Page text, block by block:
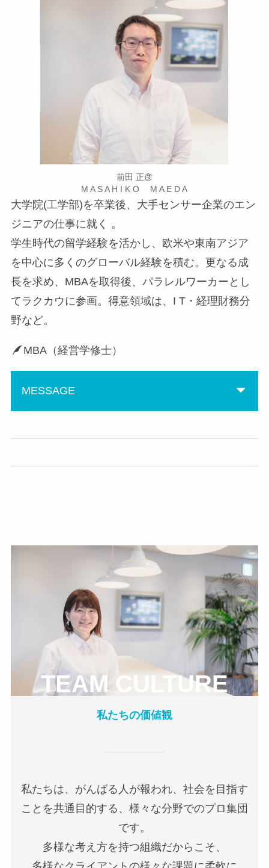
前田 正彦
M A S A H I K O M A E D A
大学院(工学部)を卒業後、大手センサー企業のエン
ジニアの仕事に就く 。
学生時代の留学経験を活かし、欧米や東南アジア
を中心に多くのグローバル経験を積む。更なる成
長を求め、MBAを取得後、パラレルワーカーとし
てラクカウに参画。得意領域は、I T・経理財務分
野など。
MBA（経営学修士）
MESSAGE
TEAM CULTURE
私たちの価値観
私たちは、がんばる人が報われ、社会を目指す
ことを共通目的する、様々な分野でのプロ集団
です。
多様な考え方を持つ組織だからこそ、